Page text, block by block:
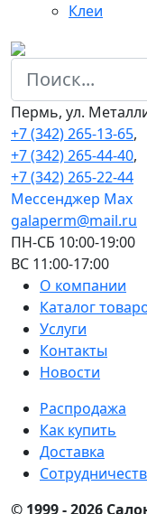
Клеи
Пермь, ул.
+7 (342) 265-13-65,
+7 (342) 265-44-40,
+7 (342) 265-22-44
Мессенджер Мах
galaperm@mail.ru
ПН-СБ 10:00-19:00
ВС 11:00-17:00
О компании
Каталог
Услуги
Контакты
Новости
Распродажа
Как купить
Доставка
© 1999 - 2026